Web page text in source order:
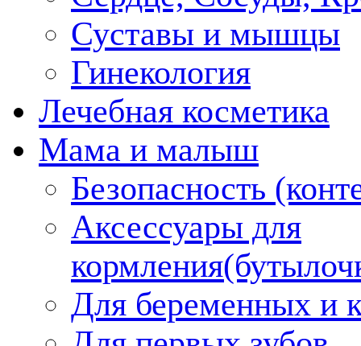
Суставы и мышцы
Гинекология
Лечебная косметика
Мама и малыш
Безопасность
Аксессуары для
Для беременных и